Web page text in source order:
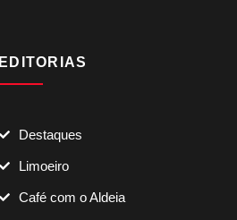
EDITORIAS
Destaques
Limoeiro
Café com o Aldeia